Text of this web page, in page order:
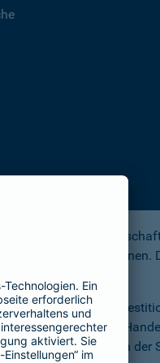
Politik und
für alle Generationen.
zu.
eine
ökonomisches
Ertrag und nicht von der